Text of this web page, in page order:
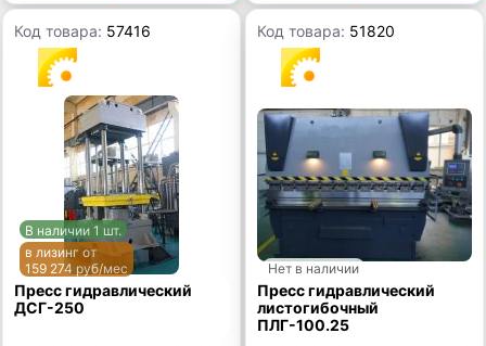
Код товара: 57416
В наличии 1 шт.
в лизинг от
159 274 руб/мес
Пресс гидравлический
ДСГ-250
Код товара: 51820
Нет в наличии
Пресс гидравлический
листогибочный
ПЛГ-100.25